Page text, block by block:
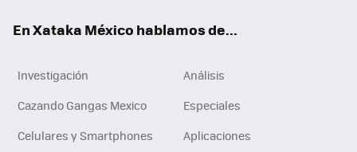
En Xataka México hablamos de...
Investigación
Análisis
Cazando Gangas Mexico
Especiales
Celulares y Smartphones
Aplicaciones